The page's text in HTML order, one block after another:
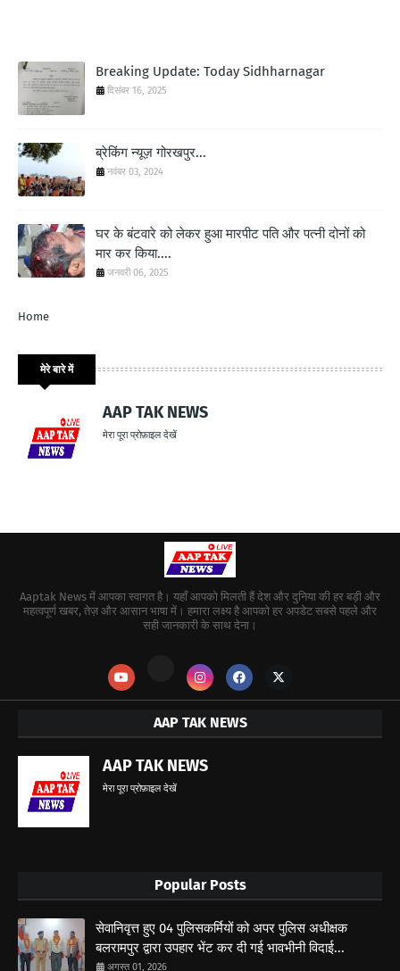
Breaking Update: Today Sidhharnagar
दिसंबर 16, 2025
ब्रेकिंग न्यूज़ गोरखपुर...
नवंबर 03, 2024
घर के बंटवारे को लेकर हुआ मारपीट पति और पत्नी दोनों को
मार कर किया....
जनवरी 06, 2025
Home
मेरे बारे में
AAP TAK NEWS
मेरा पूरा प्रोफ़ाइल देखें
Aaptak News में आपका स्वागत है। यहाँ आपको मिलती हैं देश और दुनिया की हर बड़ी और
महत्वपूर्ण खबर, तेज़ और आसान भाषा में। हमारा लक्ष्य है आपको हर अपडेट सबसे पहले और
सही जानकारी के साथ देना।
AAP TAK NEWS
AAP TAK NEWS
मेरा पूरा प्रोफ़ाइल देखें
Popular Posts
सेवानिवृत्त हुए 04 पुलिसकर्मियों को अपर पुलिस अधीक्षक
बलरामपुर द्वारा उपहार भेंट कर दी गई भावभीनी विदाई...
अगस्त 01, 2026